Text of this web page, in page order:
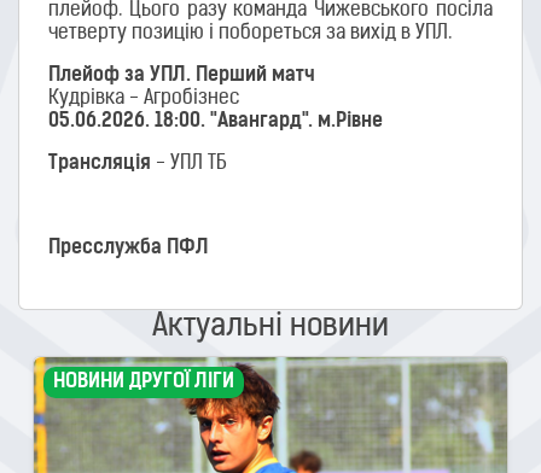
плейоф. Цього разу команда Чижевського посіла
четверту позицію і побореться за вихід в УПЛ.
Плейоф за УПЛ. Перший матч
Кудрівка - Агробізнес
05.06.2026. 18:00. "Авангард". м.Рівне
Трансляція - УПЛ ТБ
Пресслужба ПФЛ
Актуальні новини
НОВИНИ ДРУГОЇ ЛІГИ